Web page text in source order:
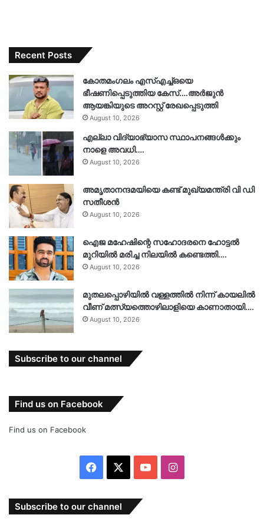
Recent Posts
കോതമം​ഗലം എസ്എച്ച്ഒയെ
ഭീഷണിപ്പെടുത്തിയ കേസ്….അർജുൻ
ആയങ്കിയുടെ അറസ്റ്റ് രേഖപ്പെടുത്തി
August 10, 2026
എല്ലാ വിദ്യാഭ്യാസ സ്ഥാപനങ്ങൾക്കും
നാളെ അവധി….
August 10, 2026
അമൃതാനന്ദമയിയെ കണ്ട് മുഖ്യമന്ത്രി വി ഡി
സതീശൻ
August 10, 2026
ഐജ മഹേഷിന്റെ സഹോദരനെ ഹോട്ടൽ
മുറിയിൽ മരിച്ച നിലയിൽ കണ്ടെത്തി….
August 10, 2026
മുതലപ്പൊഴിയിൽ വള്ളത്തിൽ നിന്ന് കായലിൽ
വീണ് മത്സ്യത്തൊഴിലാളിയെ കാണാതായി….
August 10, 2026
Subscribe to our channel
Find us on Facebook
Find us on Facebook
Facebook YouTubeInstagram
Subscribe to our channel